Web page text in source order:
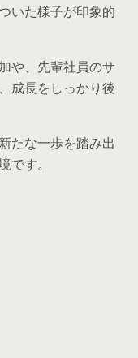
いた様子が印象的
や、先輩社員のサ
成長をしっかり後
たな一歩を踏み出
です。